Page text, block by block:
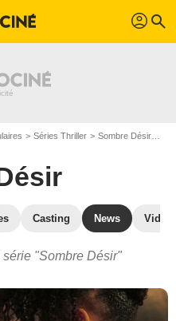
profil search
Séries Thriller Sombre Désir
Casting News
"Sombre Désir"